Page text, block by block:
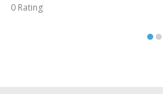
0 Rating